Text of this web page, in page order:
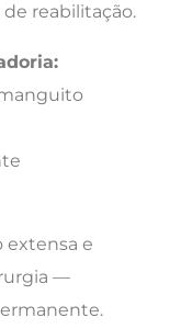
reabilitação.
extensa e
—